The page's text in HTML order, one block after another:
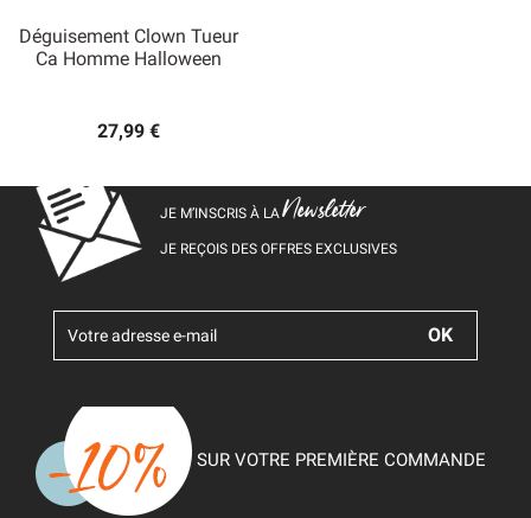
Déguisement Clown Tueur
Ca Homme Halloween
27,99 €
JE M’INSCRIS À LANewsletter
JE REÇOIS DES OFFRES EXCLUSIVES
SUR VOTRE PREMIÈRE COMMANDE